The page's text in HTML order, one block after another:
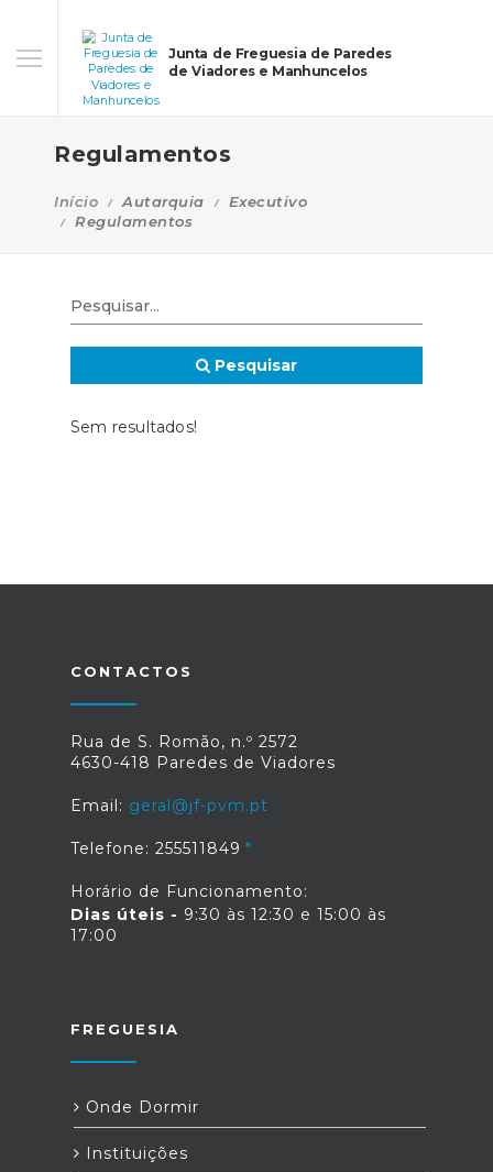
Junta de Freguesia de Paredes
de Viadores e Manhuncelos
Regulamentos
Início Autarquia
Executivo
Regulamentos
Pesquisar
Sem resultados!
CONTACTOS
Rua de S. Romão, n.º 2572
4630-418 Paredes de Viadores
Email: geral@jf-pvm.pt
Telefone: 255511849
Horário de Funcionamento:
Dias úteis - 9:30 às 12:30 e 15:00 às
17:00
FREGUESIA
Onde Dormir
Instituições